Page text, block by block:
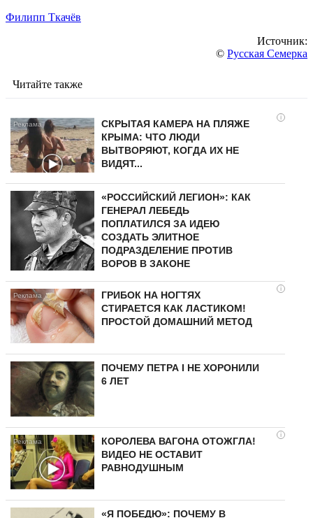
Филипп Ткачёв
Источник:
© Русская Семерка
Читайте также
i
СКРЫТАЯ КАМЕРА НА ПЛЯЖЕ
КРЫМА: ЧТО ЛЮДИ
ВЫТВОРЯЮТ, КОГДА ИХ НЕ
ВИДЯТ...
«РОССИЙСКИЙ ЛЕГИОН»: КАК
ГЕНЕРАЛ ЛЕБЕДЬ
ПОПЛАТИЛСЯ ЗА ИДЕЮ
СОЗДАТЬ ЭЛИТНОЕ
ПОДРАЗДЕЛЕНИЕ ПРОТИВ
ВОРОВ В ЗАКОНЕ
i
ГРИБОК НА НОГТЯХ
СТИРАЕТСЯ КАК ЛАСТИКОМ!
ПРОСТОЙ ДОМАШНИЙ МЕТОД
ПОЧЕМУ ПЕТРА I НЕ ХОРОНИЛИ
6 ЛЕТ
i
КОРОЛЕВА ВАГОНА ОТОЖГЛА!
ВИДЕО НЕ ОСТАВИТ
РАВНОДУШНЫМ
«Я ПОБЕДЮ»: ПОЧЕМУ В